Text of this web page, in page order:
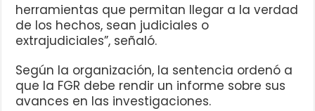
herramientas que permitan llegar a la verdad
de los hechos, sean judiciales o
extrajudiciales”, señaló.
Según la organización, la sentencia ordenó a
que la FGR debe rendir un informe sobre sus
avances en las investigaciones.